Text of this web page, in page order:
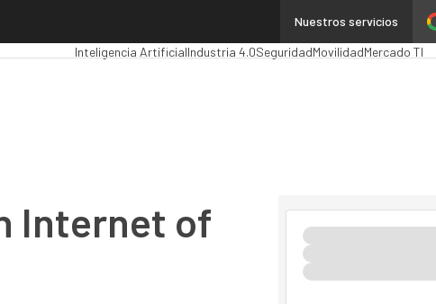
Nuestros servicios
Administración PúblicaMarTech
Cloud
Inteligencia ArtificialIndustria 4.0SeguridadMovilidadMercado TI
Internet of